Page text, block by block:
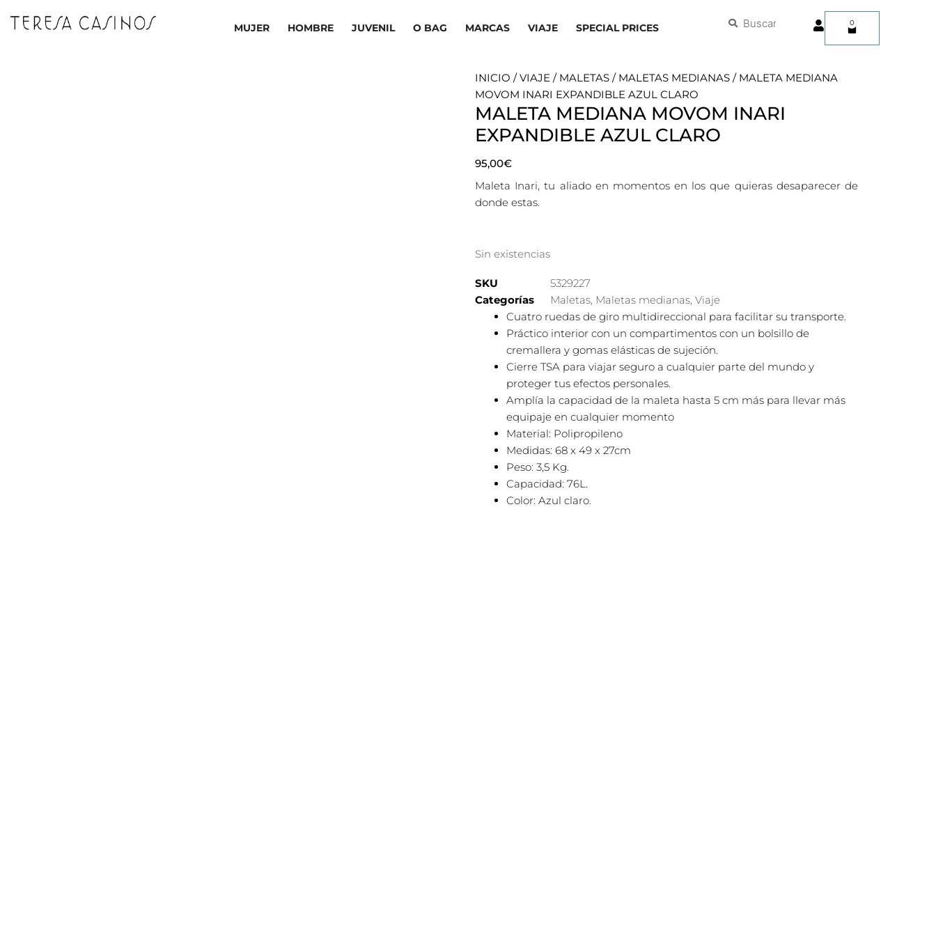
MUJER HOMBRE JUVENIL O BAG MARCAS VIAJE SPECIAL PRICES
User
0
Carrito
INICIO /VIAJE / MALETAS / MALETAS MEDIANAS / MALETA MEDIANA
MOVOM INARI EXPANDIBLE AZUL CLARO
MALETA MEDIANA MOVOM INARI
EXPANDIBLE AZUL CLARO
95,00€
Maleta Inari, tu aliado en momentos en los que quieras desaparecer de
donde estas.
Sin existencias
SKU
5329227
Categorías
Maletas, Maletas medianas, Viaje
Cuatro ruedas de giro multidireccional para facilitar su transporte.
Práctico interior con un compartimentos con un bolsillo de
cremallera y gomas elásticas de sujeción.
Cierre TSA para viajar seguro a cualquier parte del mundo y
proteger tus efectos personales.
Amplía la capacidad de la maleta hasta 5 cm más para llevar más
equipaje en cualquier momento
Material: Polipropileno
Medidas: 68 x 49 x 27cm
Peso: 3,5 Kg.
Capacidad: 76L.
Color: Azul claro.